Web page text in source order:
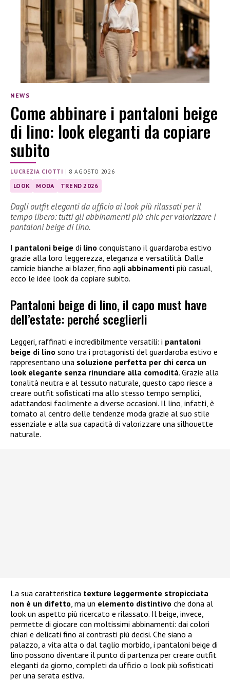
NEWS
Come abbinare i pantaloni beige
di lino: look eleganti da copiare
subito
LUCREZIA CIOTTI | 8 AGOSTO 2026
LOOK MODA TREND 2026
Dagli outfit eleganti da ufficio ai look più rilassati per il
tempo libero: tutti gli abbinamenti più chic per valorizzare i
pantaloni beige di lino.
I pantaloni beige di lino conquistano il guardaroba estivo
grazie alla loro leggerezza, eleganza e versatilità. Dalle
camicie bianche ai blazer, fino agli abbinamenti più casual,
ecco le idee look da copiare subito.
Pantaloni beige di lino, il capo must have
dell’estate: perché sceglierli
Leggeri, raffinati e incredibilmente versatili: i pantaloni
beige di lino sono tra i protagonisti del guardaroba estivo e
rappresentano una soluzione perfetta per chi cerca un
look elegante senza rinunciare alla comodità. Grazie alla
tonalità neutra e al tessuto naturale, questo capo riesce a
creare outfit sofisticati ma allo stesso tempo semplici,
adattandosi facilmente a diverse occasioni. Il lino, infatti, è
tornato al centro delle tendenze moda grazie al suo stile
essenziale e alla sua capacità di valorizzare una silhouette
naturale.
La sua caratteristica texture leggermente stropicciata
non è un difetto , ma un elemento distintivo che dona al
look un aspetto più ricercato e rilassato. Il beige, invece,
permette di giocare con moltissimi abbinamenti: dai colori
chiari e delicati fino ai contrasti più decisi. Che siano a
palazzo, a vita alta o dal taglio morbido, i pantaloni beige di
lino possono diventare il punto di partenza per creare outfit
eleganti da giorno, completi da ufficio o look più sofisticati
per una serata estiva.